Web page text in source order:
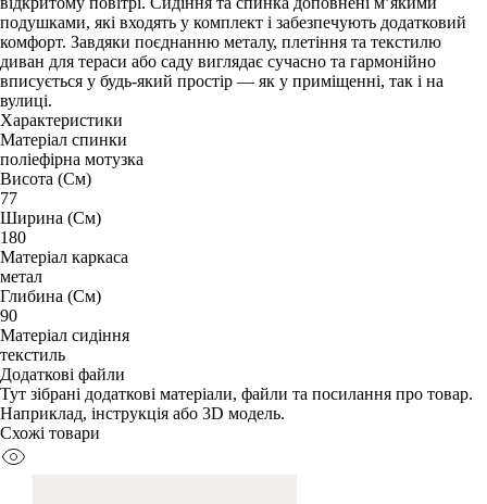
подушками, які входять у комплект і забезпечують додатковий
комфорт. Завдяки поєднанню металу, плетіння та текстилю
диван для тераси або саду виглядає сучасно та гармонійно
вписується у будь-який простір — як у приміщенні, так і на
вулиці.
Характеристики
Матеріал спинки
поліефірна мотузка
Висота (См)
77
Ширина (См)
180
Матеріал каркаса
метал
Глибина (См)
90
Матеріал сидіння
текстиль
Додаткові файли
Тут зібрані додаткові матеріали, файли та посилання про товар.
Наприклад, інструкція або 3D модель.
Схожі товари